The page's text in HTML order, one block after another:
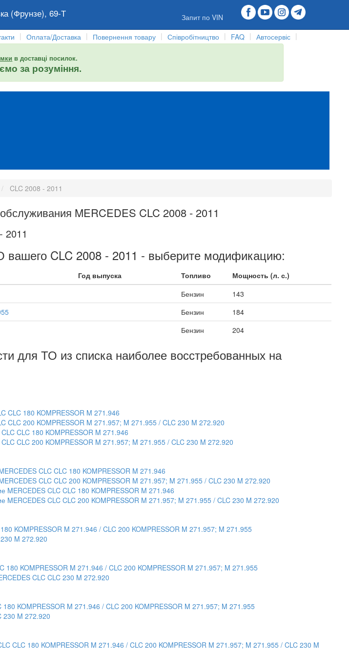
(Фрунзе), 69-Т
Запит по VIN
| Оплата/Доставка | Повернення товару | Співробітництво | FAQ | Автосервіс |
в доставці посилок.
за розуміння.
CLC 2008 - 2011
MERCEDES CLC 2008 - 2011
2011
вашего CLC 2008 - 2011 - выберите модификацию:
Год выпуска Топливо
Мощность (л. с.)
Бензин
143
Бензин
184
Бензин 204
для ТО из списка наиболее восстребованных на
CLC 180 KOMPRESSOR M 271.946
CLC 200 KOMPRESSOR M 271.957; M 271.955 / CLC 230 M 272.920
CLC 180 KOMPRESSOR M 271.946
CLC 200 KOMPRESSOR M 271.957; M 271.955 / CLC 230 M 272.920
CLC CLC 180 KOMPRESSOR M 271.946
CLC CLC 200 KOMPRESSOR M 271.957; M 271.955 / CLC 230 M 272.920
CLC CLC 180 KOMPRESSOR M 271.946
MERCEDES CLC CLC 200 KOMPRESSOR M 271.957; M 271.955 / CLC 230 M 272.920
KOMPRESSOR M 271.946 / CLC 200 KOMPRESSOR M 271.957; M 271.955
M 272.920
KOMPRESSOR M 271.946 / CLC 200 KOMPRESSOR M 271.957; M 271.955
CLC CLC 230 M 272.920
KOMPRESSOR M 271.946 / CLC 200 KOMPRESSOR M 271.957; M 271.955
230 M 272.920
CLC 180 KOMPRESSOR M 271.946 / CLC 200 KOMPRESSOR M 271.957; M 271.955 / CLC 230 M